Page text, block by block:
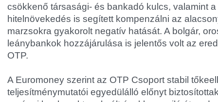
csökkenő társasági- és bankadó kulcs, valamint
hitelnövekedés is segített kompenzálni az
marzsokra gyakorolt negatív hatását. A bolgár,
leánybankok hozzájárulása is jelentős volt az
OTP.
A Euromoney szerint az OTP Csoport stabil
teljesítménymutatói egyedülálló előnyt